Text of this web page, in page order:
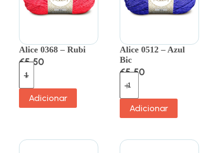
Alice 0368 – Rubi
€5.50
Adicionar
Alice 0512 – Azul
Bic
€5.50
Adicionar